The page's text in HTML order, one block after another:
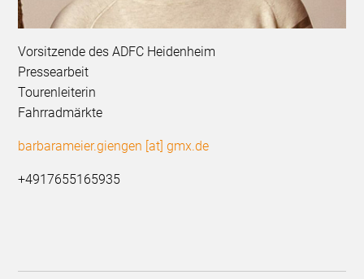
Vorsitzende des ADFC Heidenheim
Pressearbeit
Tourenleiterin
Fahrradmärkte
barbarameier.giengen [at] gmx.de
+4917655165935